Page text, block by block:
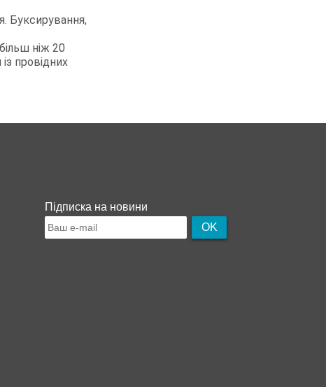
Буксирування,
ніж 20
провідних
Підписка на новини
OK